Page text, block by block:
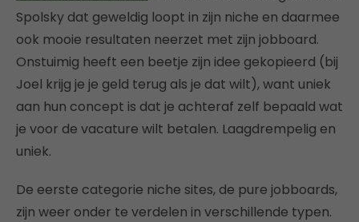
Spolsky dat geweldig loopt in zijn niche en daarmee
ook mooie resultaten neerzet met zijn jobboard.
Onstuimig heeft een beetje zijn idee gekopieerd (bij
Joel krijg je je geld terug als je dat wilt), want uniek
aan hun concept is dat je achteraf zelf bepaald wat
je voor de vacature wilt betalen. Laagdrempelig en
uniek.
De eerste categorie niche sites, de pure jobboards,
zijn weer onder te verdelen in verschillende typen.